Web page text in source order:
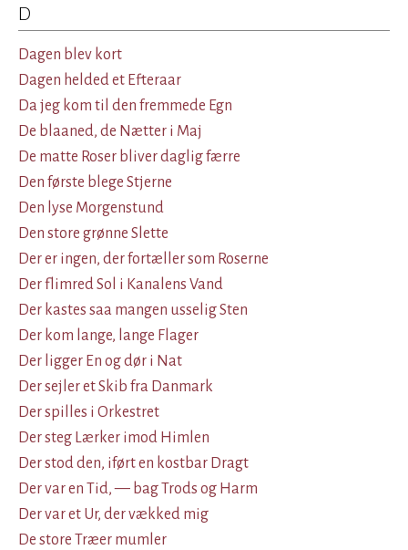
D
Dagen blev kort
Dagen helded et Efteraar
Da jeg kom til den fremmede Egn
De blaaned, de Nætter i Maj
De matte Roser bliver daglig færre
Den første blege Stjerne
Den lyse Morgenstund
Den store grønne Slette
Der er ingen, der fortæller som Roserne
Der flimred Sol i Kanalens Vand
Der kastes saa mangen usselig Sten
Der kom lange, lange Flager
Der ligger En og dør i Nat
Der sejler et Skib fra Danmark
Der spilles i Orkestret
Der steg Lærker imod Himlen
Der stod den, iført en kostbar Dragt
Der var en Tid, — bag Trods og Harm
Der var et Ur, der vækked mig
De store Træer mumler